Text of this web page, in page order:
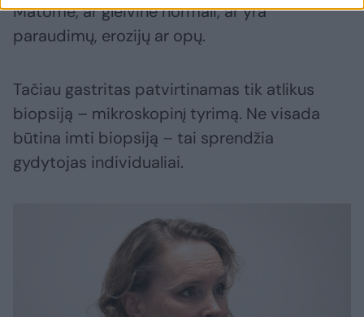
Matome, ar gleivinė normali, ar yra
paraudimų, erozijų ar opų.
Tačiau gastritas patvirtinamas tik atlikus
biopsiją – mikroskopinį tyrimą. Ne visada
būtina imti biopsiją – tai sprendžia
gydytojas individualiai.